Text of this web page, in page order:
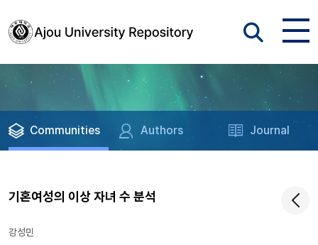
Communities Authors Journal
기혼여성의 이상 자녀 수 분석
강성민